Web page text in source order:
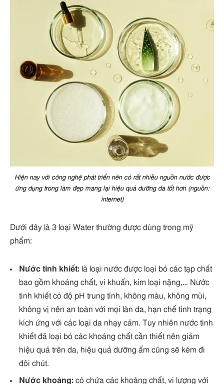
Hiện nay với công nghệ phát triển nên có rất nhiều nguồn nước được
ứng dụng trong làm đẹp mang lại hiệu quả dưỡng da tốt hơn (nguồn:
internet)
Dưới đây là 3 loại Water thường được dùng trong mỹ
phẩm:
Nước tinh khiết: là loại nước được loại bỏ các tạp chất
bao gồm khoáng chất, vi khuẩn, kim loại nặng,… Nước
tinh khiết có độ pH trung tính, không màu, không mùi,
không vị nên an toàn với mọi làn da, hạn chế tình trạng
kích ứng với các loại da nhạy cảm. Tuy nhiên nước tinh
khiết đã loại bỏ các khoáng chất cần thiết nên giảm
hiệu quả trên da, hiệu quả dưỡng ẩm cũng sẽ kém đi
đôi chút.
Nước khoáng: có chứa các khoáng chất, vi lượng với